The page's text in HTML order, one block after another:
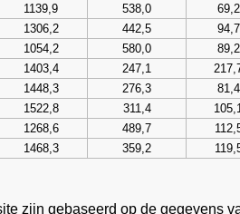
1139,9 538,0 69,2
1306,2 442,5 94,7
1054,2 580,0 89,2
1403,4 247,1
1448,3 276,3 81,4
1522,8 311,4
1268,6 489,7
1468,3 359,2
zijn gebaseerd op de gegevens